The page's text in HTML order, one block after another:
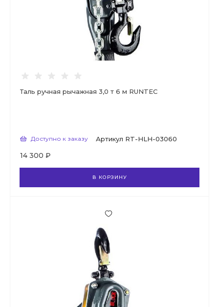
Таль ручная рычажная 3,0 т 6 м RUNTEC
Доступно к заказу Артикул RT-HLH-03060
14 300 ₽
В КОРЗИНУ